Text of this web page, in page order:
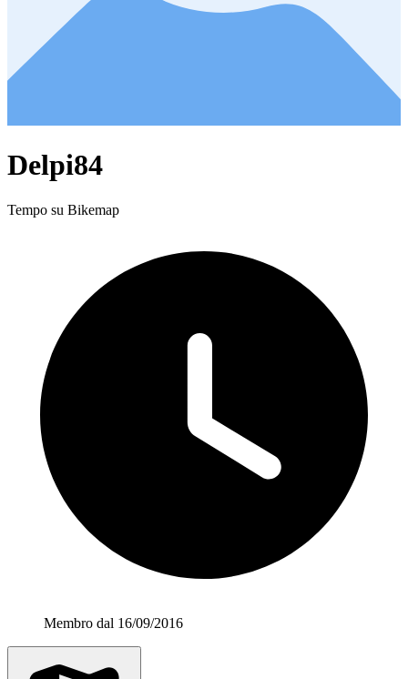
Delpi84
Tempo su Bikemap
Membro dal 16/09/2016